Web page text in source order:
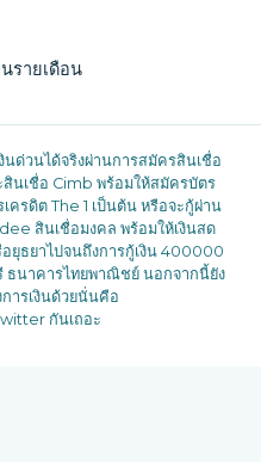
รายเดือน
นด่วนได้จริงผ่านการสมัครสินเชื่อ
สินเชื่อ Cimb พร้อมให้สมัครบัตร
ครดิต The 1 เป็นต้น หรือจะกู้ผ่าน
สินเชื่อมงคล พร้อมให้เงินสด
ยุธยาไปจนถึงการกู้เงิน 400000
ธนาคารไทยพาณิชย์ นอกจากนี้ยัง
ารเงินด้วยนั่นคือ
กันเถอะ